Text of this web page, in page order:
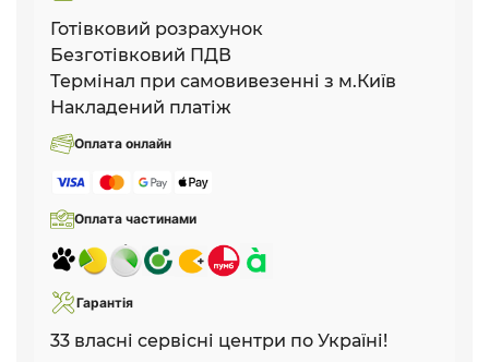
Готівковий розрахунок
Безготівковий ПДВ
Термінал при самовивезенні з м.Київ
Накладений платіж
Оплата онлайн
Оплата частинами
Гарантія
33 власні сервісні центри по Україні!